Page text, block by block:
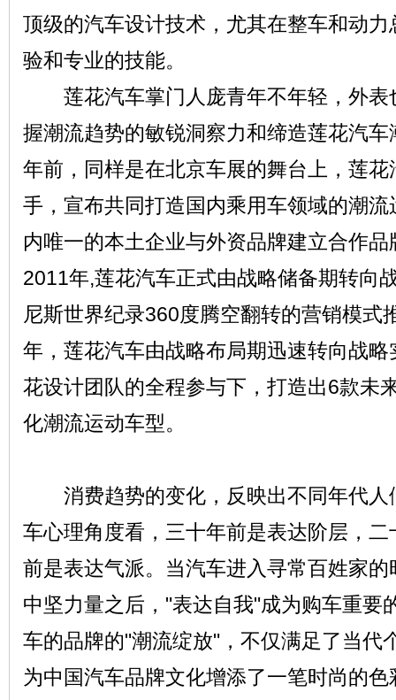
顶级的汽车设计技术，尤其在整车和动
验和专业的技能。
莲花汽车掌门人庞青年不年轻，外表
握潮流趋势的敏锐洞察力和缔造莲花汽
年前，同样是在北京车展的舞台上，莲
手，宣布共同打造国内乘用车领域的潮
内唯一的本土企业与外资品牌建立合作
2011年,莲花汽车正式由战略储备期转向
尼斯世界纪录360度腾空翻转的营销模式
年，莲花汽车由战略布局期迅速转向战
花设计团队的全程参与下，打造出6款未
化潮流运动车型。
消费趋势的变化，反映出不同年代人
车心理角度看，三十年前是表达阶层，
前是表达气派。当汽车进入寻常百姓家
中坚力量之后，"表达自我"成为购车重要
车的品牌的"潮流绽放"，不仅满足了当代
为中国汽车品牌文化增添了一笔时尚的色